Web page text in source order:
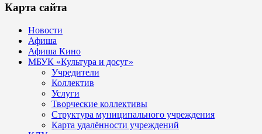
Карта сайта
Новости
Афиша
Афиша Кино
МБУК «Культура и досуг»
Учредители
Коллектив
Услуги
Творческие коллективы
Структура муниципального учреждения
Карта удалённости учреждений